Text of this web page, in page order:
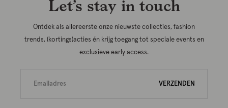
Let’s stay in touch
Ontdek als allereerste onze nieuwste collecties, fashion
trends, (kortings)acties én krijg toegang tot speciale events en
exclusieve early access.
VERZENDEN